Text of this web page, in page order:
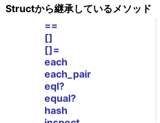
Structから継承しているメソッド
==
[]
[]=
each
each_pair
eql?
equal?
hash